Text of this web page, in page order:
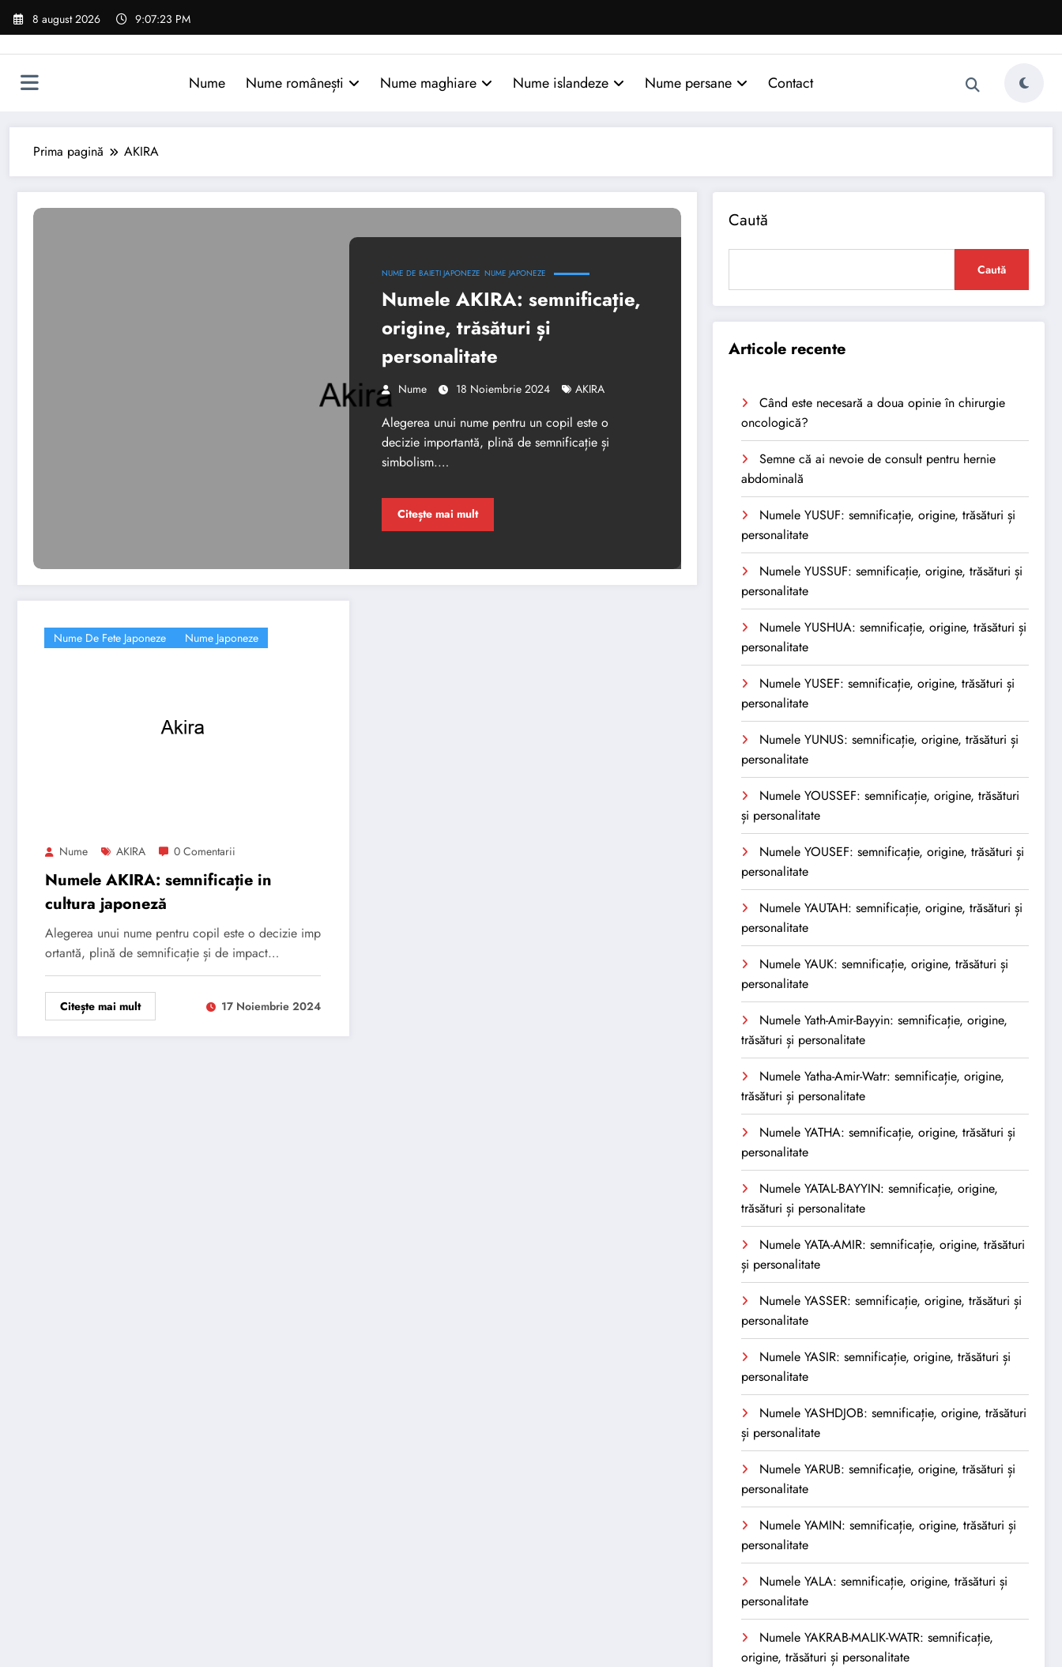
Sari
8 august 2026 9:07:24 PM
Nume Nume românești Nume maghiare Nume islandeze Nume persane Contact
Prima pagină AKIRA
NUME DE BAIETI JAPONEZE NUME JAPONEZE
Numele AKIRA: semnificație,
origine, trăsături și
personalitate
Nume 18 Noiembrie 2024 AKIRA
Alegerea unui nume pentru un copil este o
decizie importantă, plină de semnificație și
simbolism.…
Citește mai mult
Nume De Fete Japoneze Nume Japoneze
Nume AKIRA 0 Comentarii
Numele AKIRA: semnificație in
cultura japoneză
Alegerea unui nume pentru copil este o decizie imp
ortantă, plină de semnificație și de impact…
Citește mai mult 17 Noiembrie 2024
Caută
Caută
Articole recente
Când este necesară a doua opinie în chirurgie
oncologică?
Semne că ai nevoie de consult pentru hernie
abdominală
Numele YUSUF: semnificație, origine, trăsături și
personalitate
Numele YUSSUF: semnificație, origine, trăsături și
personalitate
Numele YUSHUA: semnificație, origine, trăsături și
personalitate
Numele YUSEF: semnificație, origine, trăsături și
personalitate
Numele YUNUS: semnificație, origine, trăsături și
personalitate
Numele YOUSSEF: semnificație, origine, trăsături
și personalitate
Numele YOUSEF: semnificație, origine, trăsături și
personalitate
Numele YAUTAH: semnificație, origine, trăsături și
personalitate
Numele YAUK: semnificație, origine, trăsături și
personalitate
Numele Yath-Amir-Bayyin: semnificație, origine,
trăsături și personalitate
Numele Yatha-Amir-Watr: semnificație, origine,
trăsături și personalitate
Numele YATHA: semnificație, origine, trăsături și
personalitate
Numele YATAL-BAYYIN: semnificație, origine,
trăsături și personalitate
Numele YATA-AMIR: semnificație, origine, trăsături
și personalitate
Numele YASSER: semnificație, origine, trăsături și
personalitate
Numele YASIR: semnificație, origine, trăsături și
personalitate
Numele YASHDJOB: semnificație, origine, trăsături
și personalitate
Numele YARUB: semnificație, origine, trăsături și
personalitate
Numele YAMIN: semnificație, origine, trăsături și
personalitate
Numele YALA: semnificație, origine, trăsături și
personalitate
Numele YAKRAB-MALIK-WATR: semnificație,
origine, trăsături și personalitate